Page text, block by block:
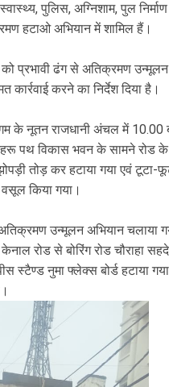
पुलिस, अग्निशाम, पुल
हटाओ अभियान में शामिल हैं।
प्रभावी ढंग से अतिक्रमण उन्मूलन
करने का निर्देश दिया है।
के नूतन राजधानी अंचल में 10.00
पथ विकास भवन के सामने रोड
तोड़ कर हटाया गया एवं टूटा-
किया गया।
उन्मूलन अभियान चलाया
रोड से बोरिंग रोड चौराहा
स्टैण्ड नुमा फ्लेक्स बोर्ड हटाया